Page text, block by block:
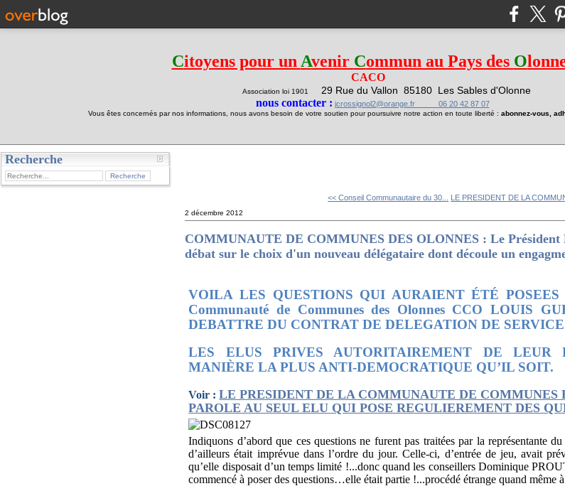
Citoyens pour un Avenir Commun au Pays des O
CACO
Association loi 1901 29 Rue du Vallon 85180 Les Sables d'Olonne
nous contacter : jcrossignol2@orange.fr 06 20 42 87 07
Vous êtes concernés par nos informations, nous avons besoin de votre soutien pour poursuivre notre action en toute liberté : abonnez-vous,
Recherche
<< Conseil Communautaire du 30... LE PRESIDENT DE LA
2 décembre 2012
COMMUNAUTE DE COMMUNES DES OLONNES : Le
débat sur le choix d'un nouveau délégataire dont découle un
VOILA LES QUESTIONS QUI AURAIENT ÉTÉ POSEES
Communauté de Communes des Olonnes CCO LOUIS
DEBATTRE DU CONTRAT DE DELEGATION DE
LES ELUS PRIVES AUTORITAIREMENT DE
MANIÈRE LA PLUS ANTI-DEMOCRATIQUE QU’IL SOIT.
Voir :LE PRESIDENT DE LA COMMUNAUTE DE COMMUNES
PAROLE AU SEUL ELU QUI POSE REGULIEREMENT DES
Indiquons d’abord que ces questions ne furent pas traitées par la représentante
d’ailleurs était imprévue dans l’ordre du jour. Celle-ci, d’entrée de jeu, avait
qu’elle disposait d’un temps limité !...donc quand les conseillers Dominique
commencé à poser des questions…elle était partie !...procédé étrange quand même